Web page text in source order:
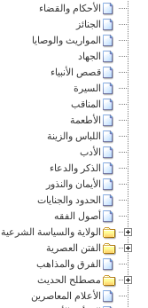
الأحكام والقضاء
الجنائز
المواريث والوصايا
الجهاد
قصص الأنبياء
السيرة
المناقب
الأطعمة
اللباس والزينة
الأدب
الذكر والدعاء
الأيمان والنذور
الحدود والجنايات
أصول الفقه
الولاية والسياسة الشرعية
الفتن العصرية
الفرق والمذاهب
مصطلح الحديث
الأعلام المعاصرين